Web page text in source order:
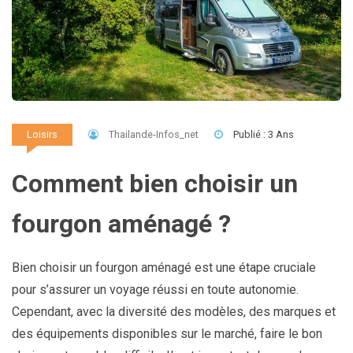
Loisirs Thailande-Infos_net Publié : 3 Ans
Comment bien choisir un
fourgon aménagé ?
Bien choisir un fourgon aménagé est une étape cruciale
pour s’assurer un voyage réussi en toute autonomie.
Cependant, avec la diversité des modèles, des marques et
des équipements disponibles sur le marché, faire le bon